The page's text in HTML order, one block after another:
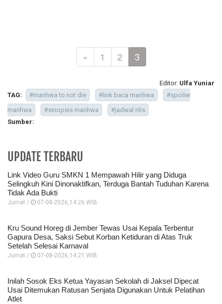
« 1 2 3
Editor: Ulfa Yuniar
TAG:
#manhwa to not die #link baca manhwa
#spoiler
manhwa
#sinopsis manhwa
#jadwal rilis
Sumber:
UPDATE TERBARU
Link Video Guru SMKN 1 Mempawah Hilir yang Diduga
Selingkuh Kini Dinonaktifkan, Terduga Bantah Tuduhan Karena
Tidak Ada Bukti
Jumat / 07-08-2026,14:26 WIB
Kru Sound Horeg di Jember Tewas Usai Kepala Terbentur
Gapura Desa, Saksi Sebut Korban Ketiduran di Atas Truk
Setelah Selesai Karnaval
Jumat / 07-08-2026,14:21 WIB
Inilah Sosok Eks Ketua Yayasan Sekolah di Jaksel Dipecat
Usai Ditemukan Ratusan Senjata Digunakan Untuk Pelatihan
Atlet